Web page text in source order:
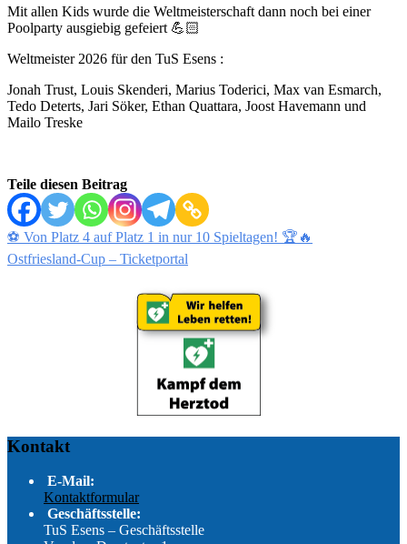
Mit allen Kids wurde die Weltmeisterschaft dann noch bei einer
Poolparty ausgiebig gefeiert 💪🏻
Weltmeister 2026 für den TuS Esens :
Jonah Trust, Louis Skenderi, Marius Toderici, Max van Esmarch,
Tedo Deterts, Jari Söker, Ethan Quattara, Joost Havemann und
Mailo Treske
Teile diesen Beitrag
Beitragsnavigation
⚽️ Von Platz 4 auf Platz 1 in nur 10 Spieltagen! 🏆🔥
Ostfriesland-Cup – Ticketportal
Kontakt
E-Mail:
Kontaktformular
Geschäftsstelle:
TuS Esens – Geschäftsstelle